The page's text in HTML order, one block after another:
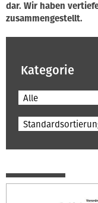
dar. Wir haben
zusammengestellt.
Kategorie
Alle